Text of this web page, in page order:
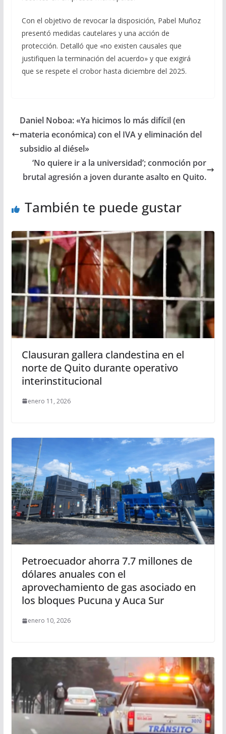
Con el objetivo de revocar la disposición, Pabel Muñoz
presentó medidas cautelares y una acción de
protección. Detalló que «no existen causales que
justifiquen la terminación del acuerdo» y que exigirá
que se respete el crobor hasta diciembre del 2025.
Daniel Noboa: «Ya hicimos lo más difícil (en
materia económica) con el IVA y eliminación del
subsidio al diésel»
‘No quiere ir a la universidad’; conmoción por
brutal agresión a joven durante asalto en Quito.
También te puede gustar
Clausuran gallera clandestina en el
norte de Quito durante operativo
interinstitucional
enero 11, 2026
Petroecuador ahorra 7.7 millones de
dólares anuales con el
aprovechamiento de gas asociado en
los bloques Pucuna y Auca Sur
enero 10, 2026